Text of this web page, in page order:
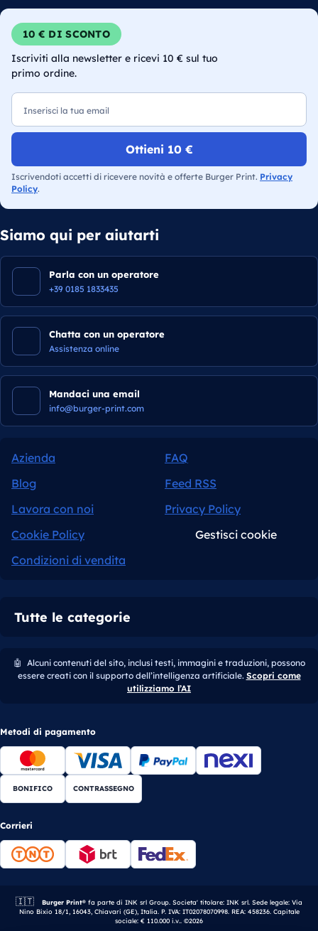
10 € DI SCONTO
Iscriviti alla newsletter e ricevi 10 € sul tuo
primo ordine.
Ottieni 10 €
Iscrivendoti accetti di ricevere novità e offerte Burger Print. Privacy
Policy.
Siamo qui per aiutarti
Parla con un operatore
+39 0185 1833435
Chatta con un operatore
Assistenza online
Mandaci una email
info@burger-print.com
Azienda
FAQ
Blog
Feed RSS
Lavora con noi
Privacy Policy
Cookie Policy
Gestisci cookie
Condizioni di vendita
Tutte le categorie
🤖 Alcuni contenuti del sito, inclusi testi, immagini e traduzioni, possono
essere creati con il supporto dell’intelligenza artificiale. Scopri come
utilizziamo l’AI
Metodi di pagamento
BONIFICO CONTRASSEGNO
Corrieri
🇮🇹 Azienda italiana.
Burger Print® fa parte di INK srl Group. Societa' titolare: INK srl. Sede legale: Via
Nino Bixio 18/1, 16043, Chiavari (GE), Italia. P. IVA: IT02078070998. REA: 458236. Capitale
sociale: € 110.000 i.v.. ©2026